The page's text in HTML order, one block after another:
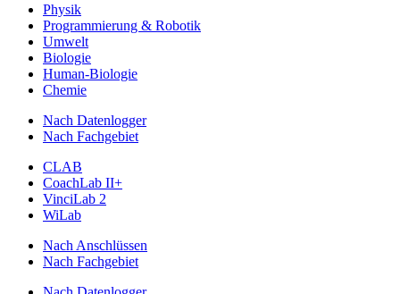
Physik
Programmierung & Robotik
Umwelt
Biologie
Human-Biologie
Chemie
Nach Datenlogger
Nach Fachgebiet
CLAB
CoachLab II+
VinciLab 2
WiLab
Nach Anschlüssen
Nach Fachgebiet